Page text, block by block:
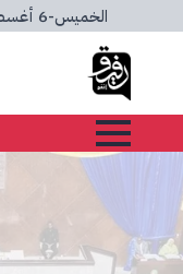
الخميس-6 أغسطس، 2026